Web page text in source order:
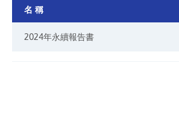
名 稱
2024年永續報告書